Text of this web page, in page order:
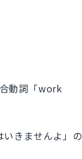
動詞「work
きませんよ」の